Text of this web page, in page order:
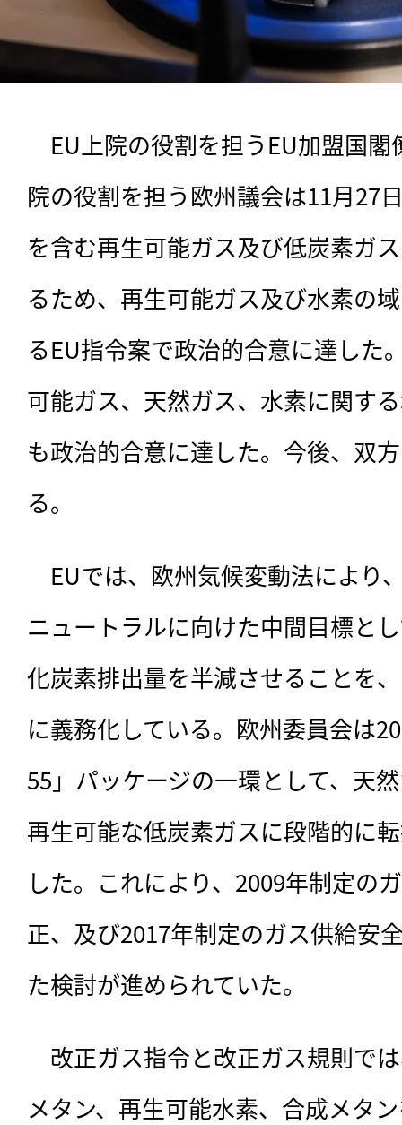
EU上院の役割を担うEU加盟国閣
院の役割を担う欧州議会は11月27
を含む再生可能ガス及び低炭素ガ
るため、再生可能ガス及び水素の
るEU指令案で政治的合意に達した
可能ガス、天然ガス、水素に関す
も政治的合意に達した。今後、双
る。
EUでは、 欧州気候変動法により
ニュートラルに向けた中間目標と
化炭素排出量を半減させることを
に義務化している。欧州委員会は
55」パッケージの一環として、天
再生可能な低炭素ガスに段階的に
した。これにより、2009年制定の
正、及び2017年制定のガス供給安
た検討が進められていた。
改正ガス指令と改正ガス規則で
メタン、再生可能水素、合成メタ